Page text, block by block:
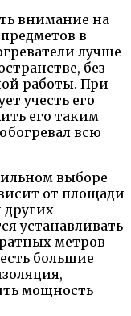
внимание на
в
лучше
без
работы. При
учесть его
его таким
всю
выборе
от площади
устанавливать
метров
большие
мощность